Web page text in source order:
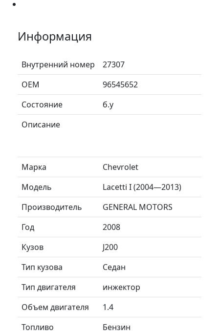
Информация
Внутренний номер
27307
ОЕМ
96545652
Состояние
б.у
Описание
Марка
Chevrolet
Модель
Lacetti I (2004—2013)
Производитель
GENERAL MOTORS
Год
2008
Кузов
J200
Тип кузова
Седан
Тип двигателя
инжектор
Объем двигателя
1.4
Топливо
Бензин